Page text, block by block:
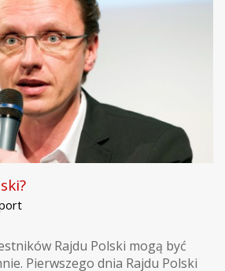
Rajdu Polski mogą być
Pierwszego dnia Rajdu Polski